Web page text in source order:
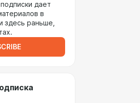
дает
в
здесь раньше,